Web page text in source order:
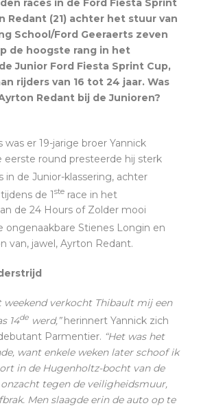
races in de Ford Fiesta Sprint
Redant (21) achter het stuur van
School/Ford Geeraerts zeven
de hoogste rang in het
Junior Ford Fiesta Sprint Cup,
rijders van 16 tot 24 jaar. Was
Redant bij de Junioren?
was er 19-jarige broer Yannick
eerste round presteerde hij sterk
in de Junior-klassering, achter
de 1ste race in het
de 24 Hours of Zolder mooi
ongenaakbare Stienes Longin en
van, jawel, Ayrton Redant.
weekend verkocht Thibault mij een
14de werd,”herinnert Yannick zich
Parmentier. “Het was het
want enkele weken later schoof ik
in de Hugenholtz-bocht van de
tegen de veiligheidsmuur,
Men slaagde erin de auto op te